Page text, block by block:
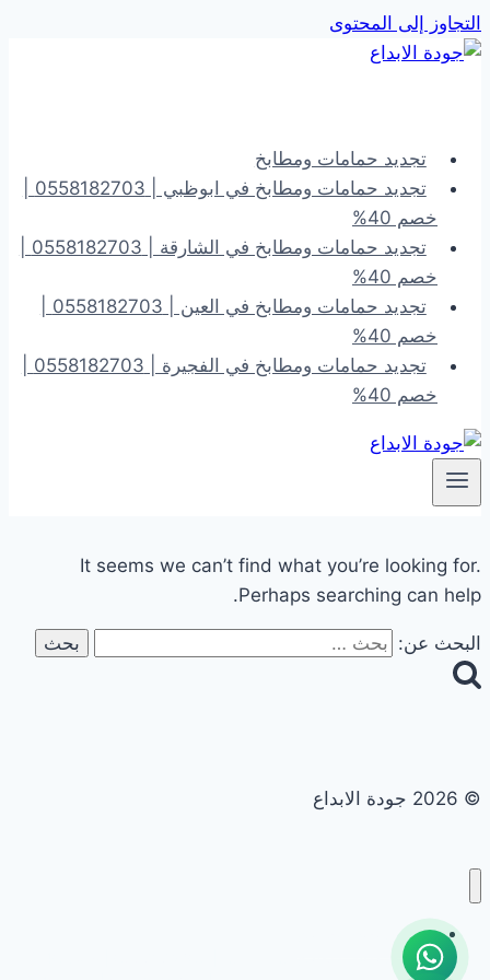
التجاوز إلى المحتوى
تجديد حمامات ومطابخ
خصم 40%
خصم 40%
خصم 40%
خصم 40%
It seems we can’t find what you’re looking for.
Perhaps searching can help.
البحث عن:
© 2026 جودة الابداع
تجديد حمامات ومطابخ
تجديد حمامات ومطابخ في ابوظبي | 0558182703 | خصم 40%